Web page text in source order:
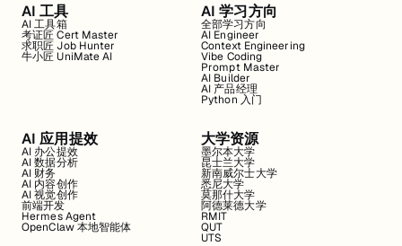
AI 工具
AI 工具箱
考证匠 Cert Master
求职匠 Job Hunter
牛小匠 UniMate AI
AI 学习方向
全部学习方向
AI Engineer
Context Engineering
Vibe Coding
Prompt Master
AI Builder
AI 产品经理
Python 入门
AI 应用提效
AI 办公提效
AI 数据分析
AI 财务
AI 内容创作
AI 视觉创作
前端开发
Hermes Agent
OpenClaw 本地智能体
大学资源
墨尔本大学
昆士兰大学
新南威尔士大学
悉尼大学
莫那什大学
阿德莱德大学
RMIT
QUT
UTS